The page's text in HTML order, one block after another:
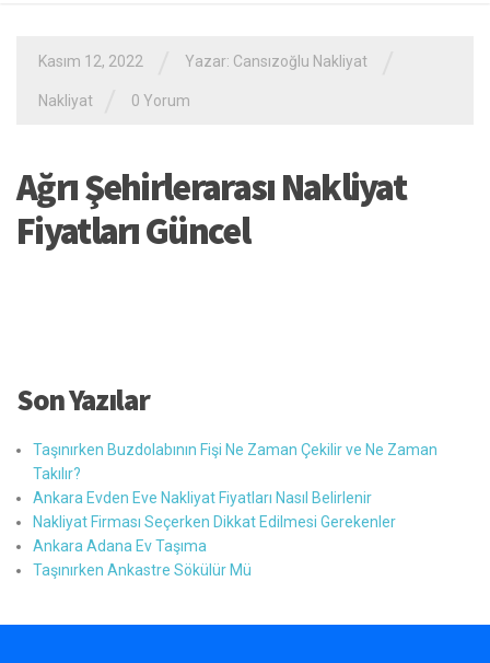
Kasım 12, 2022 Yazar: Cansızoğlu Nakliyat
Nakliyat 0 Yorum
Ağrı Şehirlerarası Nakliyat
Fiyatları Güncel
Son Yazılar
Taşınırken Buzdolabının Fişi Ne Zaman Çekilir ve Ne Zaman
Takılır?
Ankara Evden Eve Nakliyat Fiyatları Nasıl Belirlenir
Nakliyat Firması Seçerken Dikkat Edilmesi Gerekenler
Ankara Adana Ev Taşıma
Taşınırken Ankastre Sökülür Mü